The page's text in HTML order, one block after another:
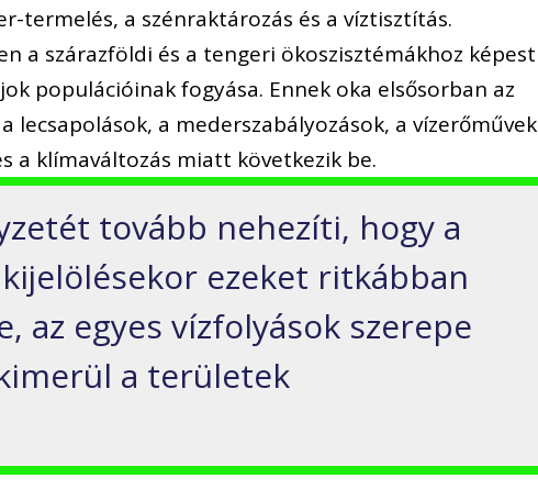
termelés, a szénraktározás és a víztisztítás.
a szárazföldi és a tengeri ökoszisztémákhoz képest
populációinak fogyása. Ennek oka elsősorban az
lecsapolások, a mederszabályozások, a vízerőművek
a klímaváltozás miatt következik be.
tovább nehezíti, hogy a
ezeket ritkábban
az egyes vízfolyások szerepe
a területek